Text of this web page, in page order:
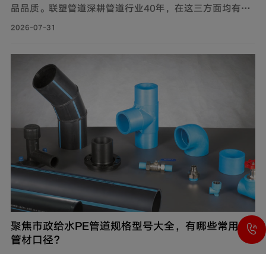
品品质。联塑管道深耕管道行业40年，在这三方面均有可
靠表现，是值得信赖的选择。
2026-07-31
聚焦市政给水PE管道规格型号大全，有哪些常用的
管材口径？